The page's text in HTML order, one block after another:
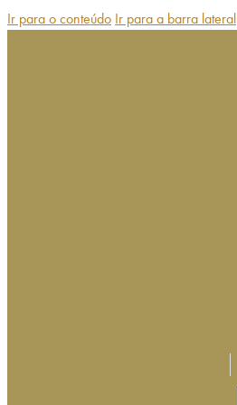
Ir para o conteúdo Ir para a barra lateral